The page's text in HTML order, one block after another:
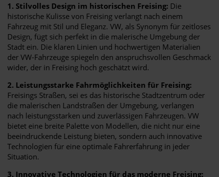
1. Stilvolles Design im historischen Freising: Die
historische Kulisse von Freising verlangt nach einem
Fahrzeug mit Stil und Eleganz. VW, als Synonym für zeitloses
Design, fügt sich perfekt in die malerische Umgebung der
Stadt ein. Die klaren Linien und hochwertigen Materialien
der VW-Fahrzeuge spiegeln den anspruchsvollen Geschmack
wider, der in Freising hoch geschätzt wird.
2. Leistungsstarke Fahrmöglichkeiten für Freising:
Freisings Straßen, sei es das historische Stadtzentrum oder
die malerischen Landstraßen der Umgebung, verlangen
nach leistungsstarken und zuverlässigen Fahrzeugen. VW
bietet eine breite Palette von Modellen, die nicht nur eine
beeindruckende Leistung bieten, sondern auch innovative
Technologien für eine optimale Fahrerfahrung in jeder
Situation.
3. Innovative Technologien für das moderne Freising: